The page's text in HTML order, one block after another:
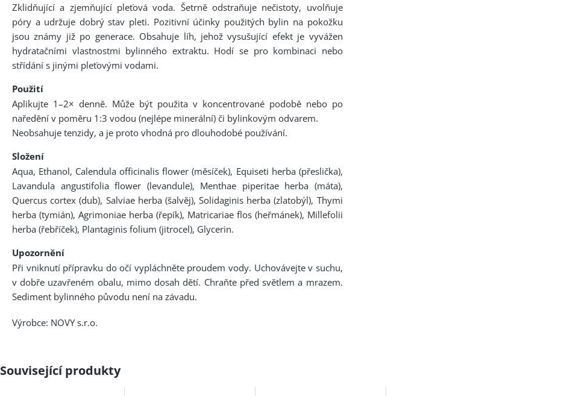
Zklidňující a zjemňující pleťová voda. Šetrně odstraňuje nečistoty, uvolňuje
póry a udržuje dobrý stav pleti. Pozitivní účinky použitých bylin na pokožku
jsou známy již po generace. Obsahuje líh, jehož vysušující efekt je vyvážen
hydratačními vlastnostmi bylinného extraktu. Hodí se pro kombinaci nebo
střídání s jinými pleťovými vodami.
Použití
Aplikujte 1–2× denně. Může být použita v koncentrované podobě nebo po
naředění v poměru 1:3 vodou (nejlépe minerální) či bylinkovým odvarem.
Neobsahuje tenzidy, a je proto vhodná pro dlouhodobé používání.
Složení
Aqua, Ethanol, Calendula officinalis flower (měsíček), Equiseti herba (přeslička),
Lavandula angustifolia flower (levandule), Menthae piperitae herba (máta),
Quercus cortex (dub), Salviae herba (šalvěj), Solidaginis herba (zlatobýl), Thymi
herba (tymián), Agrimoniae herba (řepík), Matricariae flos (heřmánek), Millefolii
herba (řebříček), Plantaginis folium (jitrocel), Glycerin.
Upozornění
Při vniknutí přípravku do očí vypláchněte proudem vody. Uchovávejte v suchu,
v dobře uzavřeném obalu, mimo dosah dětí. Chraňte před světlem a mrazem.
Sediment bylinného původu není na závadu.
Výrobce: NOVY s.r.o.
Související produkty